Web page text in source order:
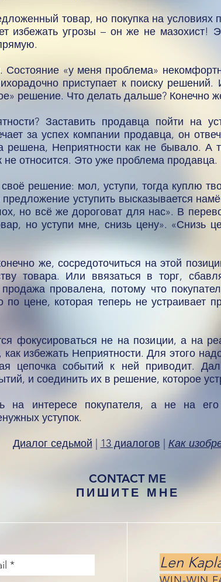
товар, но покупка на условиях
избежать угрозы – он же не
Состояние «у меня проблема»
приступает к поиску
решение. Что делать дальше? Конечно
Заставить продавца пойти на
за успех компании продавца, он
решена, Неприятности как не бывало. А
не относится. Это уже проблема продавца.
решение: мол, уступи, тогда куплю
уступить высказывается
но всё же дороговат для нас». В
но уступи мне, снизь цену». «Снизь
же, сосредоточиться на этой
товара. Или ввязаться в торг,
продажа провалена, потому что
по цене, которая теперь не устраивает
фокусироваться не на позиции, а на
избежать Неприятности. Для этого
цепочка событий к ней приводит.
и соединить их в решение, которое
на интересе покупателя, а не на
уступок.
Диалог седьмой
13 диалогов Как
CONTACT ME
ПИШИТЕ МНЕ
Len